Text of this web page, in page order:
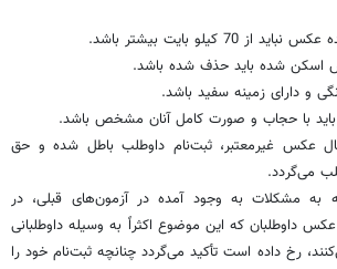
ارسال عکس غیرمعتبر، ثبت‌نام داوطلب باطل شده و حق
می‌گردد.
به مشکلات به وجود آمده در آزمون‌های قبلی، در
داوطلبان که این موضوع اکثراً به وسیله داوطلبانی
رخ داده است تأکید می‌گردد چنانچه ثبت‌نام خود را